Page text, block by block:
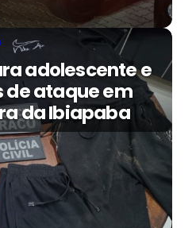
adolescente e
de ataque em
da Ibiapaba